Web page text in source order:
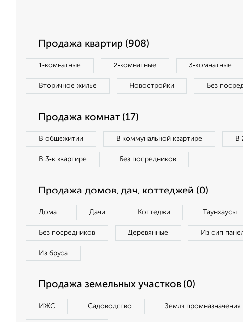
Продажа квартир (908)
1‑комнатные 2‑комнатные 3‑комнатные
Вторичное жилье Новостройки Без
Продажа комнат (17)
В общежитии В коммунальной квартире В
В 3‑к квартире Без посредников
Продажа домов, дач, коттеджей (0)
Дома Дачи Коттеджи Таунхаусы
Без посредников Деревянные Из сип
Из бруса
Продажа земельных участков (0)
ИЖС Садоводство Земля промназначения